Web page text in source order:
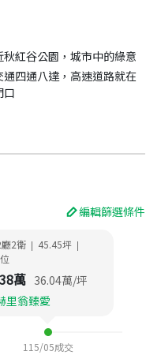
秋紅谷公園，城市中的綠意
通四通八達，高速道路就在
口
編輯篩選條件
2衛 | 45.45坪 |
萬 36.04萬/坪
里翁臻愛
115/05成交